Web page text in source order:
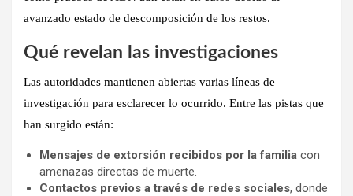
avanzado estado de descomposición de los restos.
Qué revelan las investigaciones
Las autoridades mantienen abiertas varias líneas de
investigación para esclarecer lo ocurrido. Entre las pistas que
han surgido están:
Mensajes de extorsión recibidos por la familia con
amenazas directas de muerte.
Contactos previos a través de redes sociales, donde